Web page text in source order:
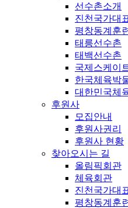
선수촌소개
진천국가대
평창동계훈
태릉선수촌
태백선수촌
국제스케이
한국체육박
대한민국체
후원사
모집안내
후원사권리
후원사 현황
찾아오시는 길
올림픽회관
체육회관
진천국가대
평창동계훈